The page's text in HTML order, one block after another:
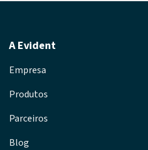
A Evident
Empresa
Produtos
Parceiros
Blog